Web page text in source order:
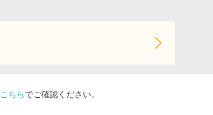
こちらでご確認ください。